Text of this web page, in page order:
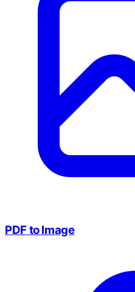
PDF to Image